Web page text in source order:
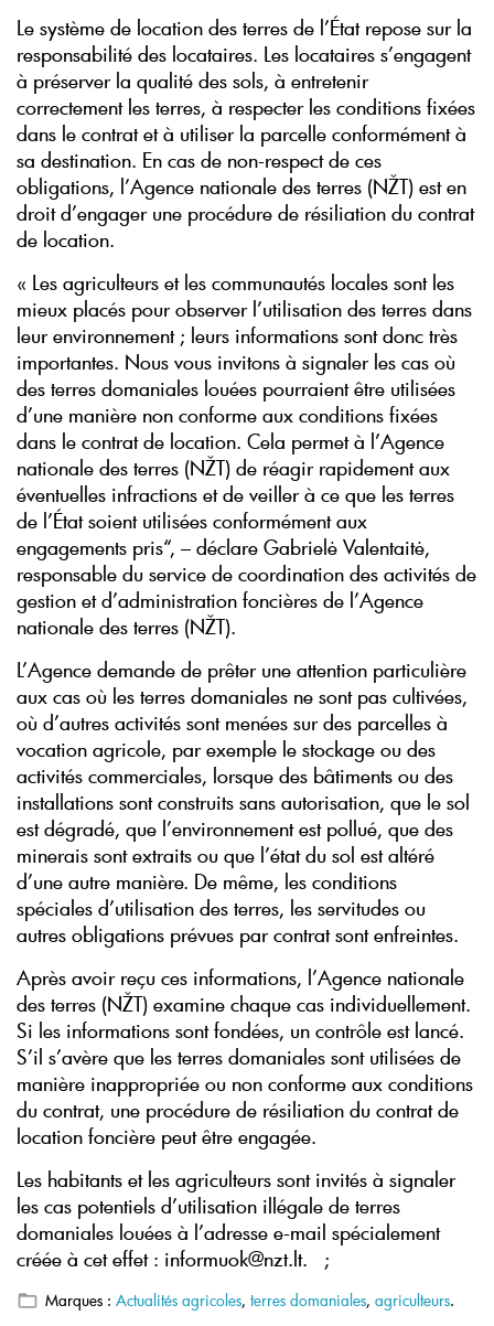
Le système de location des terres de l’État repose sur la
responsabilité des locataires. Les locataires s’engagent
à préserver la qualité des sols, à entretenir
correctement les terres, à respecter les conditions fixées
dans le contrat et à utiliser la parcelle conformément à
sa destination. En cas de non-respect de ces
obligations, l’Agence nationale des terres (NŽT) est en
droit d’engager une procédure de résiliation du contrat
de location.
« Les agriculteurs et les communautés locales sont les
mieux placés pour observer l’utilisation des terres dans
leur environnement ; leurs informations sont donc très
importantes. Nous vous invitons à signaler les cas où
des terres domaniales louées pourraient être utilisées
d’une manière non conforme aux conditions fixées
dans le contrat de location. Cela permet à l’Agence
nationale des terres (NŽT) de réagir rapidement aux
éventuelles infractions et de veiller à ce que les terres
de l’État soient utilisées conformément aux
engagements pris“, – déclare Gabrielė Valentaitė,
responsable du service de coordination des activités de
gestion et d’administration foncières de l’Agence
nationale des terres (NŽT).
L’Agence demande de prêter une attention particulière
aux cas où les terres domaniales ne sont pas cultivées,
où d’autres activités sont menées sur des parcelles à
vocation agricole, par exemple le stockage ou des
activités commerciales, lorsque des bâtiments ou des
installations sont construits sans autorisation, que le sol
est dégradé, que l’environnement est pollué, que des
minerais sont extraits ou que l’état du sol est altéré
d’une autre manière. De même, les conditions
spéciales d’utilisation des terres, les servitudes ou
autres obligations prévues par contrat sont enfreintes.
Après avoir reçu ces informations, l’Agence nationale
des terres (NŽT) examine chaque cas individuellement.
Si les informations sont fondées, un contrôle est lancé.
S’il s’avère que les terres domaniales sont utilisées de
manière inappropriée ou non conforme aux conditions
du contrat, une procédure de résiliation du contrat de
location foncière peut être engagée.
Les habitants et les agriculteurs sont invités à signaler
les cas potentiels d’utilisation illégale de terres
domaniales louées à l’adresse e-mail spécialement
créée à cet effet : informuok@nzt.lt. ;
Marques : Actualités agricoles, terres domaniales, agriculteurs.